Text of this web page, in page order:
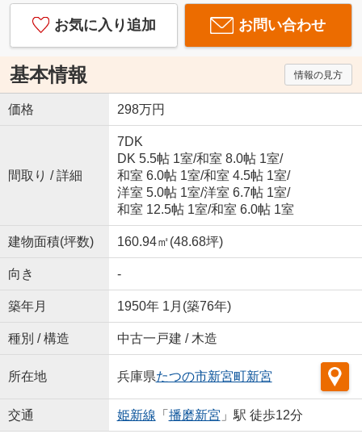
お気に入り追加 お問い合わせ
基本情報 情報の見方
価格 298万円
間取り / 詳細
7DK
DK 5.5帖 1室/和室 8.0帖 1室/
和室 6.0帖 1室/和室 4.5帖 1室/
洋室 5.0帖 1室/洋室 6.7帖 1室/
和室 12.5帖 1室/和室 6.0帖 1室
建物面積(坪数) 160.94㎡(48.68坪)
向き -
築年月 1950年 1月(築76年)
種別 / 構造 中古一戸建 / 木造
所在地 兵庫県たつの市新宮町新宮
交通 姫新線 「 播磨新宮 」駅 徒歩12分